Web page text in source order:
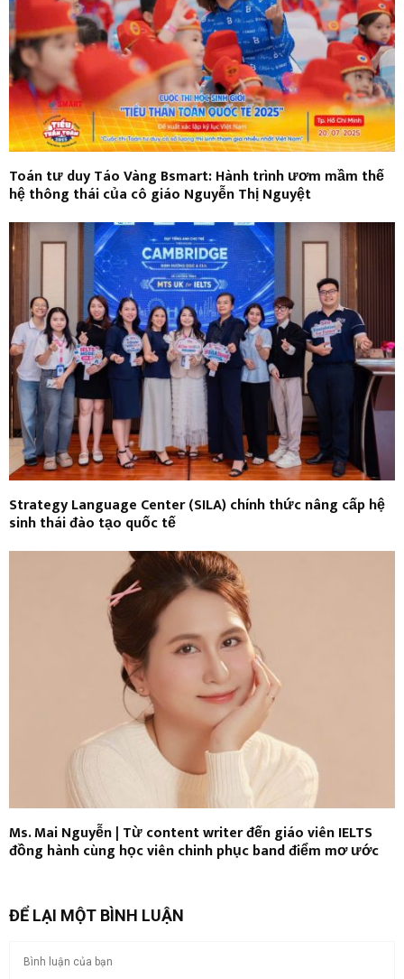
Toán tư duy Táo Vàng Bsmart: Hành trình ươm mầm thế
hệ thông thái của cô giáo Nguyễn Thị Nguyệt
Strategy Language Center (SILA) chính thức nâng cấp hệ
sinh thái đào tạo quốc tế
Ms. Mai Nguyễn | Từ content writer đến giáo viên IELTS
đồng hành cùng học viên chinh phục band điểm mơ ước
ĐỂ LẠI MỘT BÌNH LUẬN